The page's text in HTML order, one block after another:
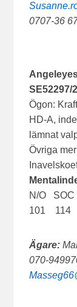
0707-36
SE52297/
Ögon:
HD-A,
lämnat
Övriga
N/O
101
Ägare:
070-